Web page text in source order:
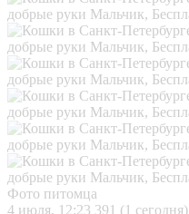
Фото питомца
4 июля, 12:23 391 (1 сегодня)